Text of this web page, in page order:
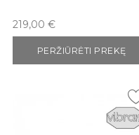
Kaina
219,00 €
PERŽIŪRĖTI PREKĘ